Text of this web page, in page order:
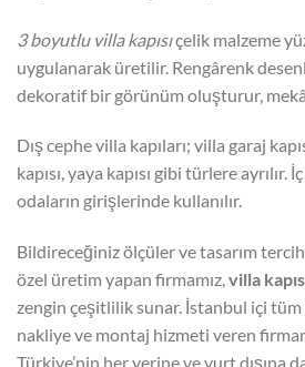
3 boyutlu villa kapısıçelik malzeme
uygulanarak üretilir. Rengârenk
dekoratif bir görünüm oluşturur,
Dış cephe villa kapıları; villa garaj
kapısı, yaya kapısı gibi türlere ayrılır.
odaların girişlerinde kullanılır.
Bildireceğiniz ölçüler ve tasarım
özel üretim yapan firmamız,villa
zengin çeşitlilik sunar. İstanbul içi
nakliye ve montaj hizmeti veren
Türkiye’nin her yerine ve yurt dışına